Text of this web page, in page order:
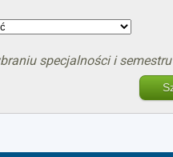
specjalności i